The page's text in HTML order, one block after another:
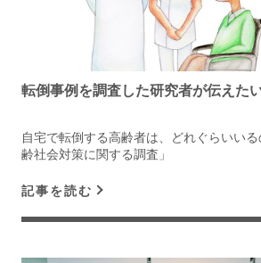
転倒事例を調査した研究者が伝えた
自宅で転倒する高齢者は、どれぐらいい
齢社会対策に関する調査」
記事を読む